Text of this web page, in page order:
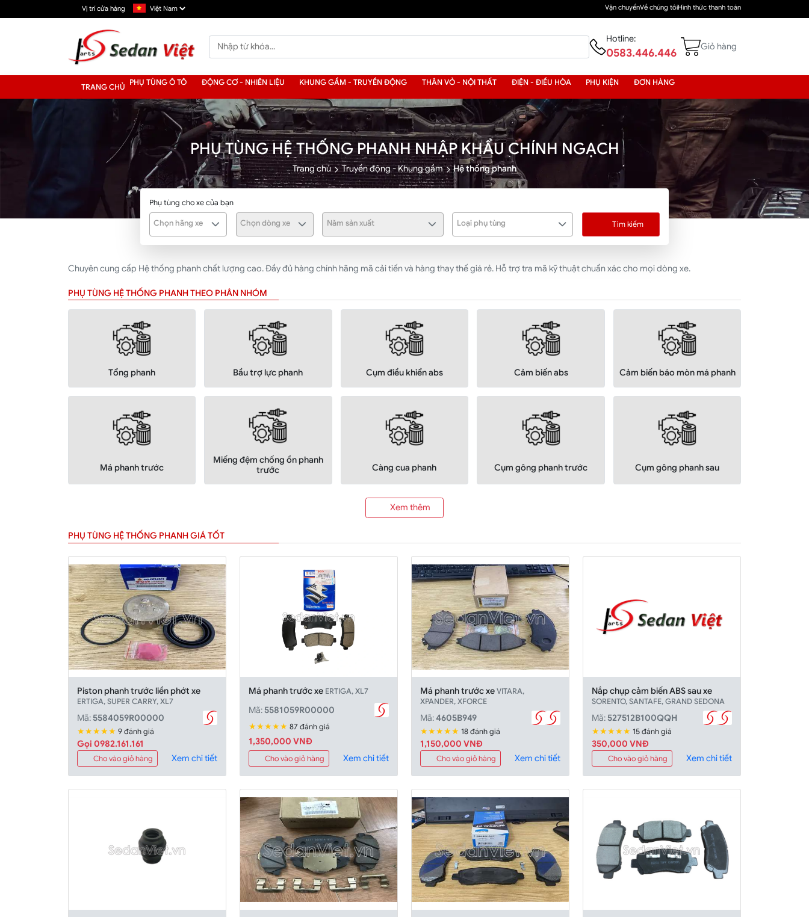
Vị trí cửa hàng Vận chuyểnVề chúng tôiHình thức thanh toán
Hotline:
0583.446.446 Giỏ hàng
TRANG CHỦ PHỤ TÙNG Ô TÔ ĐỘNG CƠ - NHIÊN LIỆU KHUNG GẦM - TRUYỀN ĐỘNG THÂN VỎ - NỘI THẤT ĐIỆN - ĐIỀU HÒA PHỤ KIỆN ĐƠN HÀNG
PHỤ TÙNG HỆ THỐNG PHANH NHẬP KHẨU CHÍNH NGẠCH
Trang chủ Truyền động - Khung gầm Hệ thống phanh
Phụ tùng cho xe của bạn
Chọn hãng xe Chọn dòng xe Năm sản xuất Loại phụ tùng Tìm kiếm
Chuyên cung cấp Hệ thống phanh chất lượng cao. Đầy đủ hàng chính hãng mã cải tiến và hàng thay thế giá rẻ. Hỗ trợ tra mã kỹ thuật chuẩn xác cho mọi dòng xe.
PHỤ TÙNG HỆ THỐNG PHANH THEO PHÂN NHÓM
Tổng phanh Bầu trợ lực phanh Cụm điều khiển abs Cảm biến abs Cảm biến báo mòn má phanh
Má phanh trước
Miếng đệm chống ồn phanh
trước
Càng cua phanh Cụm gông phanh trước Cụm gông phanh sau
Xem thêm
PHỤ TÙNG HỆ THỐNG PHANH GIÁ TỐT
Piston phanh trước liền phớt xe
ERTIGA, SUPER CARRY, XL7
Mã: 5584059R00000
★★★★★ 9 đánh giá
Gọi 0982.161.161
Cho vào giỏ hàng Xem chi tiết
Má phanh trước xe ERTIGA, XL7
Mã: 5581059R00000
★★★★★ 87 đánh giá
1,350,000 VNĐ
Cho vào giỏ hàng Xem chi tiết
Má phanh trước xeVITARA,
XPANDER, XFORCE
Mã:4605B949
★★★★★ 18 đánh giá
1,150,000 VNĐ
Cho vào giỏ hàng Xem chi tiết
Nắp chụp cảm biến ABS sau xe
SORENTO, SANTAFE, GRAND SEDONA
Mã: 527512B100QQH
★★★★★ 15 đánh giá
350,000 VNĐ
Cho vào giỏ hàng Xem chi tiết